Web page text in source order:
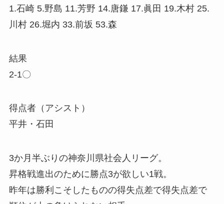
1.石崎 5.野島 11.芳野 14.唐鎌 17.眞田 19.木村 25.
川村 26.堀内 33.前坂 53.森
結果
2-1〇
得点者（アシスト）
平井・石田
3か月半ぶりの神奈川県社会人リーグ。
昇格戦進出のために勝点3が欲しい1戦。
昨年は勝利こそしたものの得失点差で得失点差で